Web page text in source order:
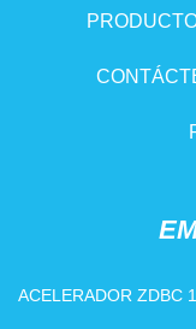
ACELERADOR ZDBC